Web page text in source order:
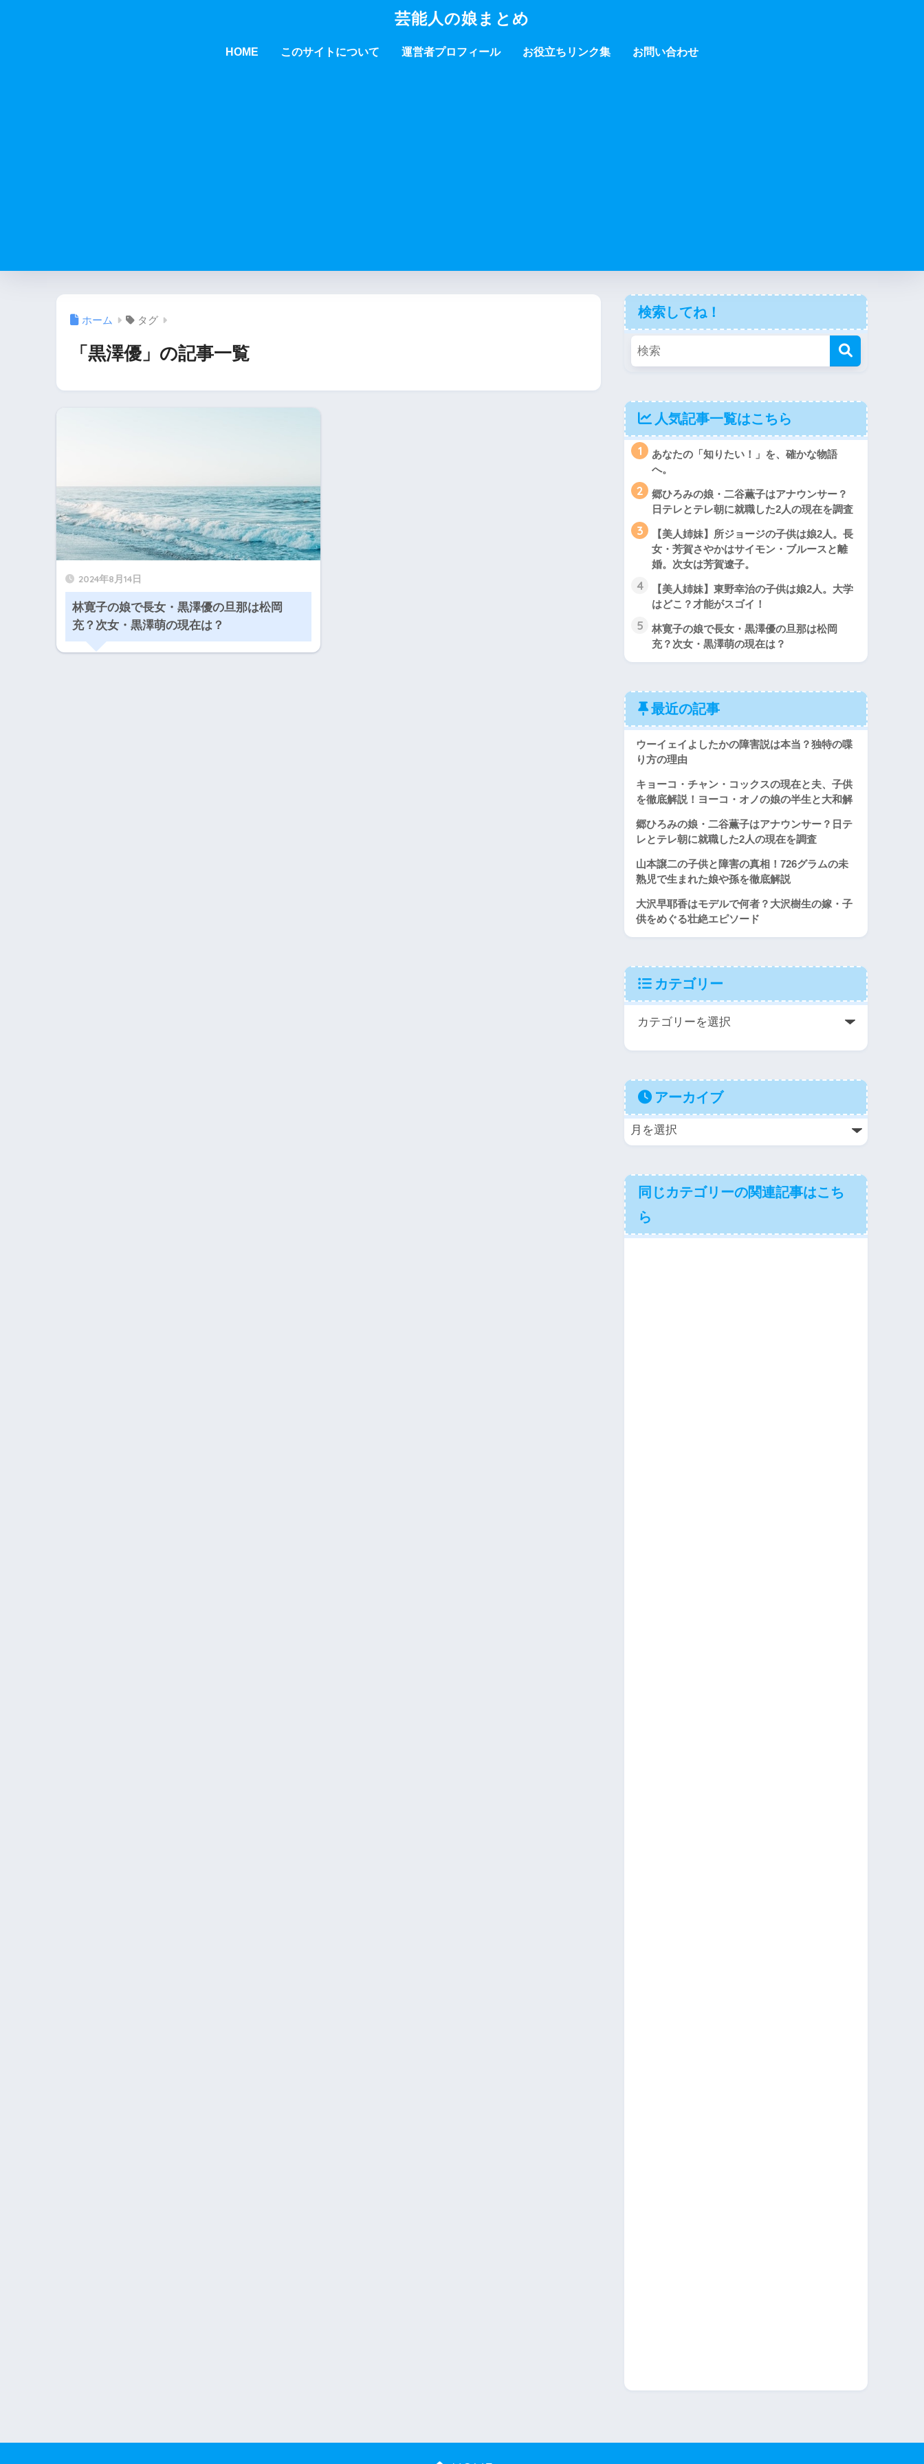
芸能人の娘まとめ
HOME このサイトについて 運営者プロフィール お役立ちリンク集 お問い合わせ
ホーム タグ
「黒澤優」の記事一覧
2024年8月14日
林寛子の娘で長女・黒澤優の旦那は松岡
充？次女・黒澤萌の現在は？
検索してね！
人気記事一覧はこちら
1
あなたの「知りたい！」を、確かな物語
へ。
2
郷ひろみの娘・二谷薫子はアナウンサー？
日テレとテレ朝に就職した2人の現在を調査
3
【美人姉妹】所ジョージの子供は娘2人。長
女・芳賀さやかはサイモン・ブルースと離
婚。次女は芳賀遼子。
4
【美人姉妹】東野幸治の子供は娘2人。大学
はどこ？才能がスゴイ！
5
林寛子の娘で長女・黒澤優の旦那は松岡
充？次女・黒澤萌の現在は？
最近の記事
ウーイェイよしたかの障害説は本当？独特の喋
り方の理由
キョーコ・チャン・コックスの現在と夫、子供
を徹底解説！ヨーコ・オノの娘の半生と大和解
郷ひろみの娘・二谷薫子はアナウンサー？日テ
レとテレ朝に就職した2人の現在を調査
山本譲二の子供と障害の真相！726グラムの未
熟児で生まれた娘や孫を徹底解説
大沢早耶香はモデルで何者？大沢樹生の嫁・子
供をめぐる壮絶エピソード
カテゴリー
アーカイブ
同じカテゴリーの関連記事はこち
ら